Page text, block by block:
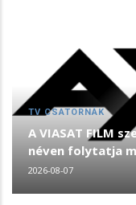
TV CSATORNÁK
A VIASAT FILM
néven folytatja
2026-08-07